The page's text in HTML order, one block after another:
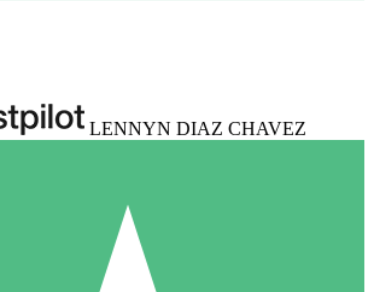
LENNYN DIAZ CHAVEZ